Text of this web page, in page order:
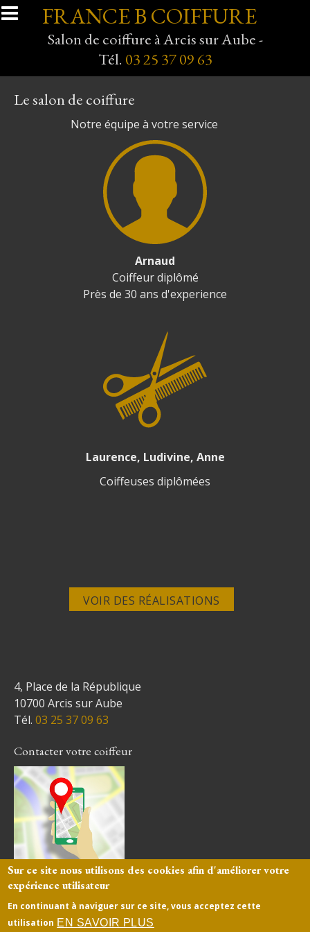
Aller au contenu principal
FRANCE B COIFFURE
Salon de coiffure à Arcis sur Aube -
Tél. 03 25 37 09 63
Le salon de coiffure
Notre équipe à votre service
Arnaud
Coiffeur diplômé
Près de 30 ans d'experience
Laurence, Ludivine, Anne
Coiffeuses diplômées
VOIR DES RÉALISATIONS
4, Place de la République
10700 Arcis sur Aube
Tél. 03 25 37 09 63
Contacter votre coiffeur
Mentions légales-site web coiffeur créé
Sur ce site nous utilisons des cookies afin d'améliorer votre
expérience utilisateur
En continuant à naviguer sur ce site, vous acceptez cette
utilisation EN SAVOIR PLUS